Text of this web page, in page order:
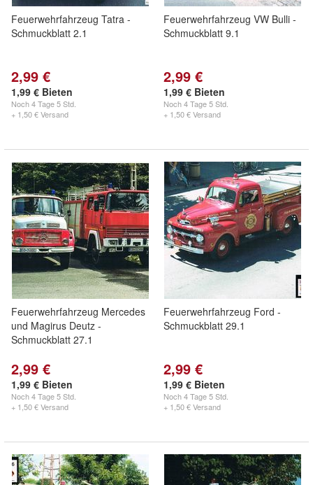
Feuerwehrfahrzeug Tatra -
Schmuckblatt 2.1
2,99 €
1,99 € Bieten
Noch4 Tage 5 Std.
+ 1,50 € Versand
Feuerwehrfahrzeug VW Bulli -
Schmuckblatt 9.1
2,99 €
1,99 € Bieten
Noch4 Tage 5 Std.
+ 1,50 € Versand
Feuerwehrfahrzeug Mercedes
und Magirus Deutz -
Schmuckblatt 27.1
2,99 €
1,99 € Bieten
Noch4 Tage 5 Std.
+ 1,50 € Versand
Feuerwehrfahrzeug Ford -
Schmuckblatt 29.1
2,99 €
1,99 € Bieten
Noch4 Tage 5 Std.
+ 1,50 € Versand